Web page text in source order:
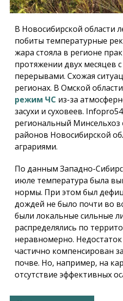
В Новосибирской области
побиты температурные
жара стояла в регионе
протяжении двух месяцев
перерывами. Схожая
регионах. В Омской
режим ЧС из-за
засухи и суховеев. Infopro54
региональный
районов Новосибирской
аграриями.
По данным Западно-
июле температура была
нормы. При этом был
дождей не было почти во
были локальные сильные
распределялись по
неравномерно.
частично компенсирован
почве. Но, например, на
отсутствие эффективных